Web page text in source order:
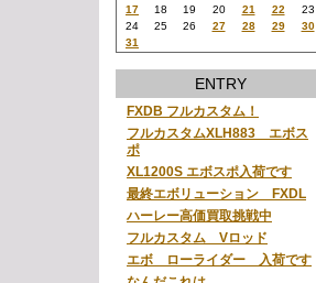
17
18 19 20 21 22
23
24
25 26 27 28 29
30
31
ENTRY
FXDB フルカスタム！
フルカスタムXLH883 エボス
ポ
XL1200S エボスポ入荷です
最終エボリューション FXDL
ハーレー高価買取挑戦中
フルカスタム Vロッド
エボ ローライダー 入荷です